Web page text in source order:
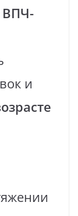
ВПЧ-
и